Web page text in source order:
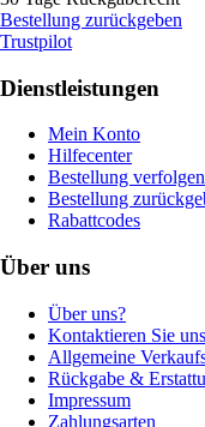
Bestellung zurückgeben
Trustpilot
Dienstleistungen
Mein Konto
Hilfecenter
Bestellung verfolgen
Bestellung
Rabattcodes
Über uns
Über uns?
Kontaktieren Sie uns
Allgemeine
Rückgabe &
Impressum
Zahlungsarten